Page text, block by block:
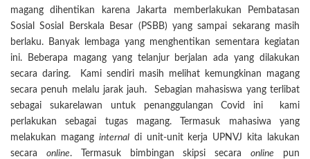
magang dihentikan karena Jakarta memberlakukan Pembatasan
Sosial Sosial Berskala Besar (PSBB) yang sampai sekarang masih
berlaku. Banyak lembaga yang menghentikan sementara kegiatan
ini. Beberapa magang yang telanjur berjalan ada yang dilakukan
secara daring. Kami sendiri masih melihat kemungkinan magang
secara penuh melalu jarak jauh. Sebagian mahasiswa yang terlibat
sebagai sukarelawan untuk penanggulangan Covid ini kami
perlakukan sebagai tugas magang. Termasuk mahasiwa yang
melakukan magang internaldi unit-unit kerja UPNVJ kita lakukan
secara online. Termasuk bimbingan skipsi secaraonline pun